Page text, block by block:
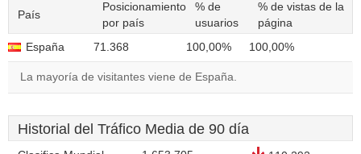
País
Posicionamiento
por país
% de
usuarios
% de vistas de la
página
España
71.368 100,00% 100,00%
La mayoría de visitantes viene de España.
Historial del Tráfico Media de 90 día